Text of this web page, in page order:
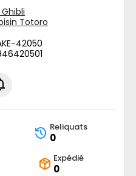
Totoro
42050
Reliquats
0
Expédié
0